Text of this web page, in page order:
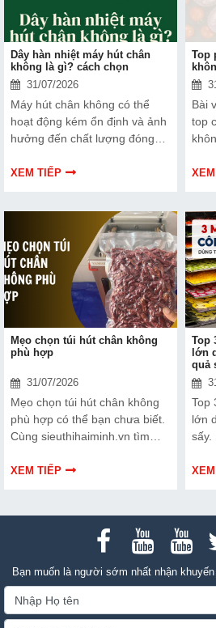
Dây hàn nhiệt máy hút chân
không là gì? cách chọn
31/07/2026
Máy hút chân không có thể
hoạt động kém ổn định và ảnh
hưởng đến chất lượng đóng
Bài viết dưới đây sẽ giúp bạn
XEM TIẾP
Top
Bài
top
Mẹo chọn túi hút chân không
phù hợp
31/07/2026
Mẹo chọn túi hút chân không
phù hợp có thể bạn chưa biết.
Cùng sieuthihaiminh.vn tìm
thông tin bài viết dưới đây nhé!
XEM TIẾP
Top
lớn
quả
Top
lớn
sấy.
Bạn muốn là người sớm nhất nhận